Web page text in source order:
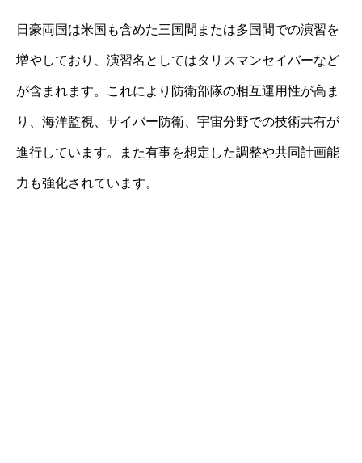
日豪両国は米国も含めた三国間または多国間での演習を
増やしており、演習名としてはタリスマンセイバーなど
が含まれます。これにより防衛部隊の相互運用性が高ま
り、海洋監視、サイバー防衛、宇宙分野での技術共有が
進行しています。また有事を想定した調整や共同計画能
力も強化されています。